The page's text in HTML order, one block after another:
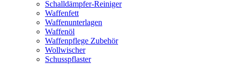
Schalldämpfer-Reiniger
Waffenfett
Waffenunterlagen
Waffenöl
Waffenpflege Zubehör
Wollwischer
Schusspflaster